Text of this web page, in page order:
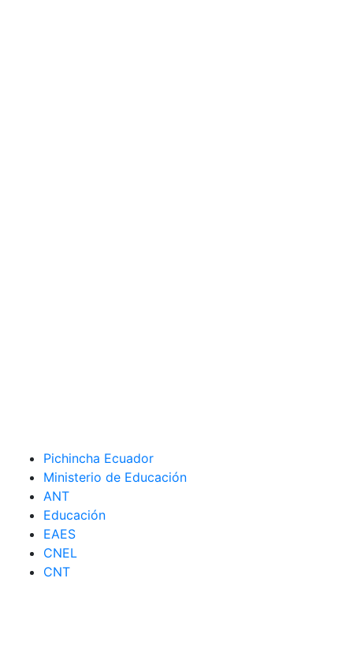
Pichincha Ecuador
Ministerio de Educación
ANT
Educación
EAES
CNEL
CNT